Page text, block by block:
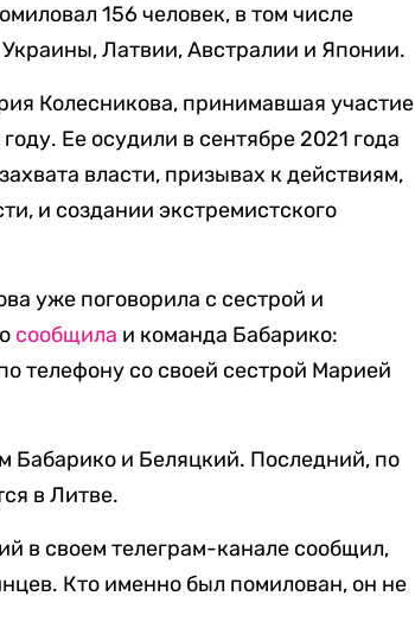
156 человек, в том числе
Латвии, Австралии и Японии.
Колесникова, принимавшая участие
Ее осудили в сентябре 2021 года
власти, призывах к действиям,
и создании экстремистского
уже поговорила с сестрой и
сообщила и команда Бабарико:
телефону со своей сестрой Марией
Бабарико и Беляцкий. Последний, по
в Литве.
в своем телеграм-канале сообщил,
Кто именно был помилован, он не